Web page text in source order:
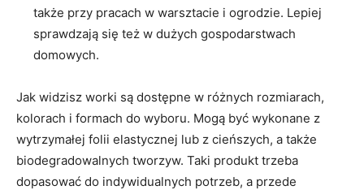
także przy pracach w warsztacie i ogrodzie. Lepiej
sprawdzają się też w dużych gospodarstwach
domowych.
Jak widzisz worki są dostępne w różnych rozmiarach,
kolorach i formach do wyboru. Mogą być wykonane z
wytrzymałej folii elastycznej lub z cieńszych, a także
biodegradowalnych tworzyw. Taki produkt trzeba
dopasować do indywidualnych potrzeb, a przede